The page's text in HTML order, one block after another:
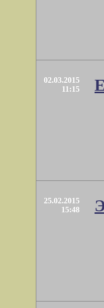
02.03.2015
11:15
25.02.2015
15:48